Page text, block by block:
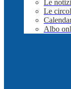
Le
Le
Albo